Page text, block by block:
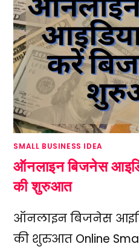
SMALL BUSINESS IDEA
ऑनलाइन बिजनेस
की शुरुआत
ऑनलाइन बिजनेस
की शुरुआत Online